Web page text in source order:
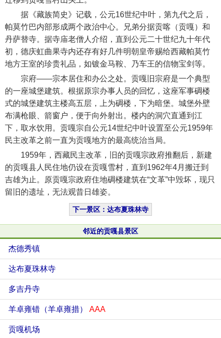
据《藏族简史》记载，公元16世纪中叶，第九代之后，
帕莫竹巴内部形成两个政治中心。兄弟分据贡喀（贡嘎）和
丹萨替寺。据寺庙老僧人介绍，直到公元二十世纪九十年代
初，德庆虹曲果寺内还存有好几件明朝皇帝赐给西藏帕莫竹
地方王室的珍贵礼品，如镀金马鞍、乃车王的信物宝剑等。
宗府——宗本居住和办公之处。贡嘎旧宗府是一个典型
的一座城堡建筑。根据原宗办事人员的回忆，这座军事碉楼
式的城堡建筑主楼高五层，上为碉楼，下为暗堡。城堡外壁
布满枪眼、箭窗户，便于向外射出。楼内的洞穴直通到江
下，取水饮用。贡嘎宗自公元14世纪中叶设置至公元1959年
民主改革之前一直为贡嘎地方的最高统治当局。
1959年，西藏民主改革，旧的贡嘎宗政府推翻后，新建
的贡嘎县人民住地仍设在贡嘎雪村，直到1962年4月搬迁到
吉雄为止。原贡嘎宗政府住地碉楼建筑在“文革”中毁坏，现只
留旧的遗址，无法观昔日雄姿。
下一景区：达布夏珠林寺
邻近的贡嘎县景区
杰德秀镇
达布夏珠林寺
多吉丹寺
羊卓雍错（羊卓雍措） AAA
贡嘎机场